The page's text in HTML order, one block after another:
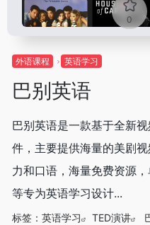
0
外语课程 英语学习
巴别英语
巴别英语‌是一款基于全新
件，主要提供海量的美剧
力和口语，海量免费资源
等专为英语学习设计...
标签： 英语学习 TED演讲